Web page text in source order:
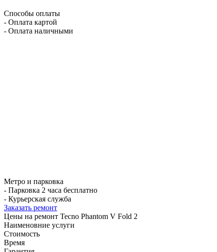
Способы оплаты
- Оплата картой
- Оплата наличными
Метро и парковка
- Парковка 2 часа бесплатно
- Курьерская служба
Заказать ремонт
Цены на ремонт Tecno Phantom V Fold 2
Наименовние услуги
Стоимость
Время